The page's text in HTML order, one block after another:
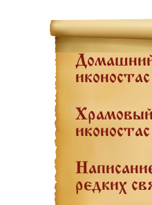
иконостас
Храмовый
иконостас
редких